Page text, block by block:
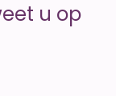
u op